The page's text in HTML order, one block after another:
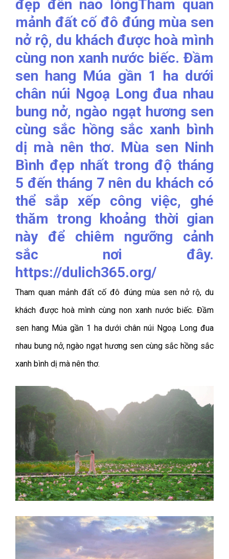
Tham quan mảnh đất cố đô đúng mùa sen nở rộ, du
khách được hoà mình cùng non xanh nước biếc. Đầm
sen hang Múa gần 1 ha dưới chân núi Ngoạ Long đua
nhau bung nở, ngào ngạt hương sen cùng sắc hồng sắc
xanh bình dị mà nên thơ.